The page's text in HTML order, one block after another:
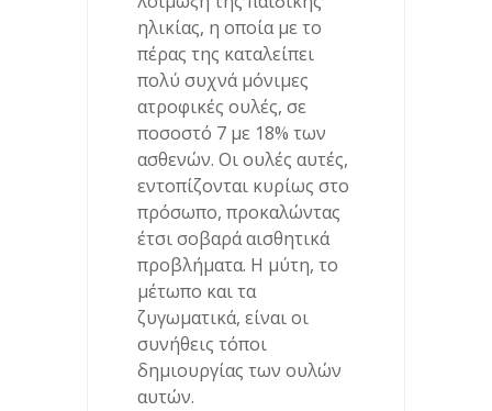
ηλικίας, η οποία με το
πέρας της καταλείπει
πολύ συχνά μόνιμες
ατροφικές ουλές, σε
ποσοστό 7 με 18% των
ασθενών. Οι ουλές αυτές,
εντοπίζονται κυρίως στο
πρόσωπο, προκαλώντας
έτσι σοβαρά αισθητικά
προβλήματα. Η μύτη, το
μέτωπο και τα
ζυγωματικά, είναι οι
συνήθεις τόποι
δημιουργίας των ουλών
αυτών.